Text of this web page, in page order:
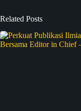
Related Posts